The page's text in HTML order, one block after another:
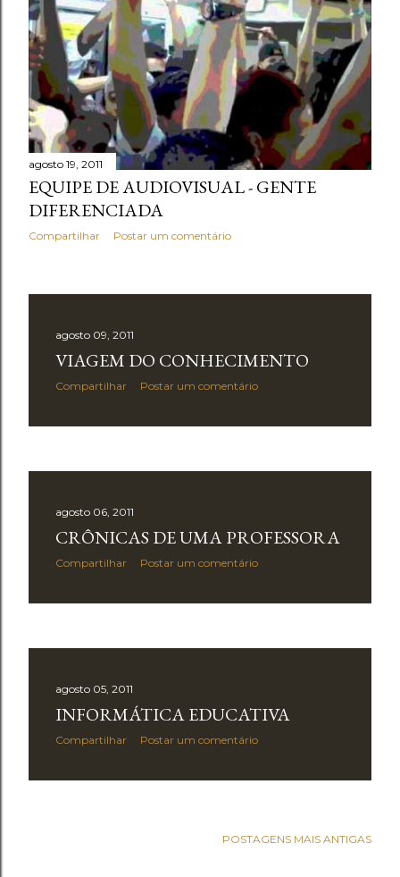
agosto 19, 2011
EQUIPE DE AUDIOVISUAL - GENTE
DIFERENCIADA
Compartilhar Postar um comentário
agosto 09, 2011
VIAGEM DO CONHECIMENTO
Compartilhar Postar um comentário
agosto 06, 2011
CRÔNICAS DE UMA PROFESSORA
Compartilhar Postar um comentário
agosto 05, 2011
INFORMÁTICA EDUCATIVA
Compartilhar Postar um comentário
POSTAGENS MAIS ANTIGAS